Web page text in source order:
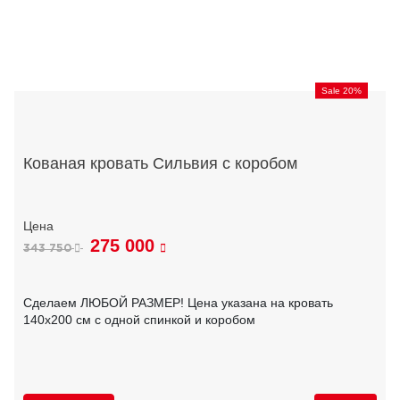
Sale 20%
Кованая кровать Сильвия с коробом
343 750 275 000
Сделаем ЛЮБОЙ РАЗМЕР! Цена указана на кровать
140х200 см с одной спинкой и коробом